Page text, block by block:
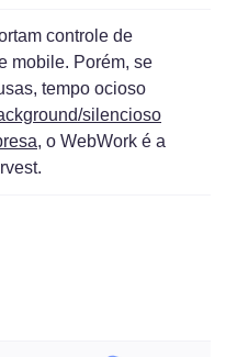
controle de
mobile. Porém, se
tempo ocioso
silencioso
, o WebWork é a